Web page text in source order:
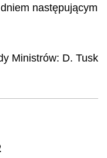
następującym
Ministrów: D. Tusk